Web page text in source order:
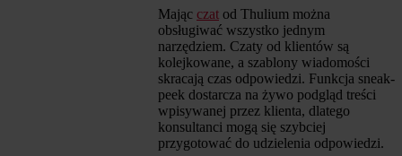
Mając czat od Thulium można
obsługiwać wszystko jednym
narzędziem. Czaty od klientów są
kolejkowane, a szablony wiadomości
skracają czas odpowiedzi. Funkcja sneak-
peek dostarcza na żywo podgląd treści
wpisywanej przez klienta, dlatego
konsultanci mogą się szybciej
przygotować do udzielenia odpowiedzi.